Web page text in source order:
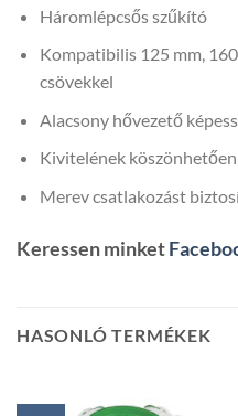
Háromlépcsős szűkító
Kompatibilis 125 mm,
csövekkel
Alacsony hővezető
Kivitelének
Merev csatlakozást
Keressen minket
HASONLÓ TERMÉKEK